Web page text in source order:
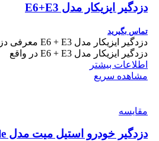
دزدگیر ایزیکار مدل E6+E3
تماس بگیرید
دزدگیر ایزیکار مدل E6 + E3 در واقع
اطلاعات بیشتر
مشاهده سریع
مقایسه
دزدگیر خودرو استیل میت مدل Ranger5160 double